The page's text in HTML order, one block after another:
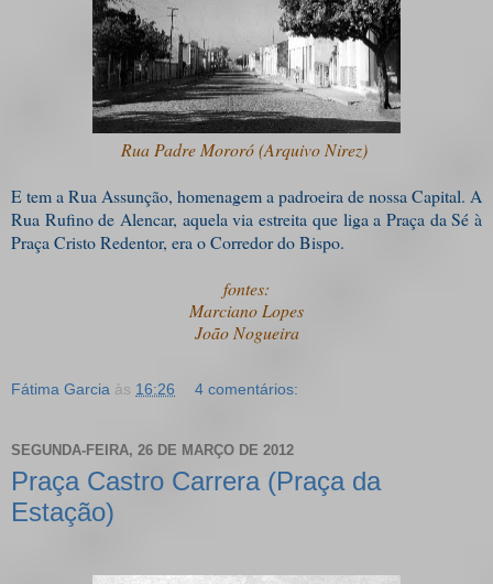
Rua Padre Mororó (Arquivo Nirez)
E tem a Rua Assunção, homenagem a padroeira de nossa Capital. A
Rua Rufino de Alencar, aquela via estreita que liga a Praça da Sé à
Praça Cristo Redentor, era o Corredor do Bispo.
fontes:
Marciano Lopes
João Nogueira
Fátima Garcia às 16:26 4 comentários:
SEGUNDA-FEIRA, 26 DE MARÇO DE 2012
Praça Castro Carrera (Praça da
Estação)